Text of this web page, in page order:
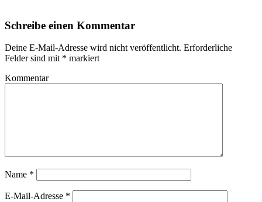
Schreibe einen Kommentar
Deine E-Mail-Adresse wird nicht veröffentlicht. Erforderliche
Felder sind mit * markiert
Kommentar
Name *
E-Mail-Adresse *